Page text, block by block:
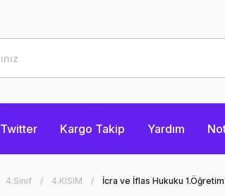
Twitter Kargo Takip Yardım
4.Sınıf 4.KISIM İcra ve İflas Hukuku